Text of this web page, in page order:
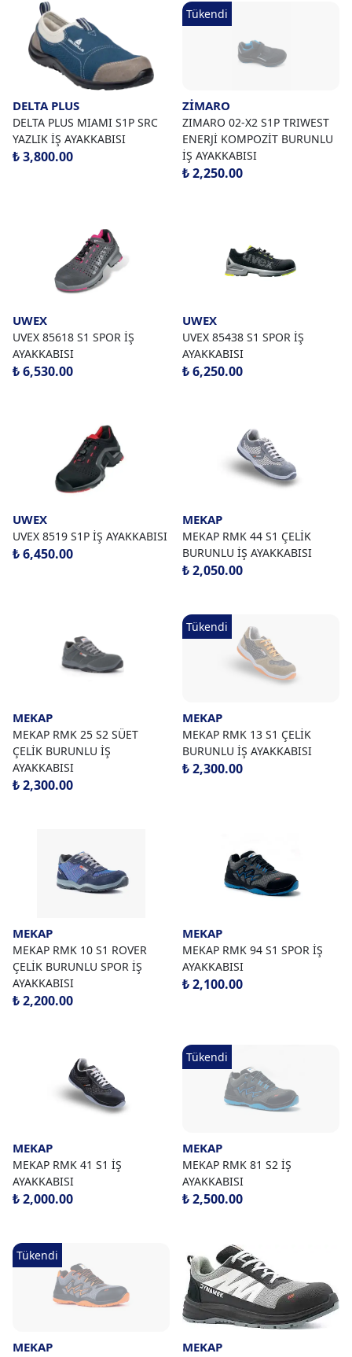
DELTA PLUS
DELTA PLUS MIAMI S1P SRC
YAZLIK İŞ AYAKKABISI
₺ 3,800.00
Tükendi
ZİMARO
ZIMARO 02-X2 S1P TRIWEST
ENERJİ KOMPOZİT BURUNLU
İŞ AYAKKABISI
₺ 2,250.00
UWEX
UVEX 85618 S1 SPOR İŞ
AYAKKABISI
₺ 6,530.00
UWEX
UVEX 85438 S1 SPOR İŞ
AYAKKABISI
₺ 6,250.00
UWEX
UVEX 8519 S1P İŞ AYAKKABISI
₺ 6,450.00
MEKAP
MEKAP RMK 44 S1 ÇELİK
BURUNLU İŞ AYAKKABISI
₺ 2,050.00
MEKAP
MEKAP RMK 25 S2 SÜET
ÇELİK BURUNLU İŞ
AYAKKABISI
₺ 2,300.00
Tükendi
MEKAP
MEKAP RMK 13 S1 ÇELİK
BURUNLU İŞ AYAKKABISI
₺ 2,300.00
MEKAP
MEKAP RMK 10 S1 ROVER
ÇELİK BURUNLU SPOR İŞ
AYAKKABISI
₺ 2,200.00
MEKAP
MEKAP RMK 94 S1 SPOR İŞ
AYAKKABISI
₺ 2,100.00
MEKAP
MEKAP RMK 41 S1 İŞ
AYAKKABISI
₺ 2,000.00
Tükendi
MEKAP
MEKAP RMK 81 S2 İŞ
AYAKKABISI
₺ 2,500.00
Tükendi
MEKAP MEKAP